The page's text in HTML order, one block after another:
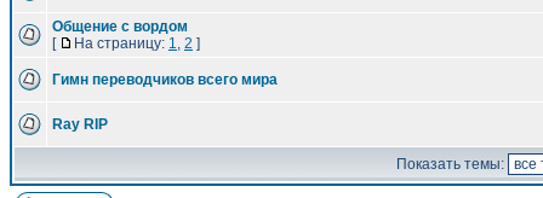
Общение с вордом
[
На страницу: 1, 2 ]
Гимн переводчиков всего мира
Ray RIP
Показать темы: